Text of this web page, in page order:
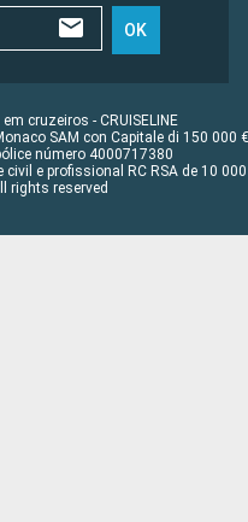
OK
cruzeiros - CRUISELINE
SAM con Capitale di 150 000 €
número 4000717380
e profissional RC RSA de 10 000
rights reserved